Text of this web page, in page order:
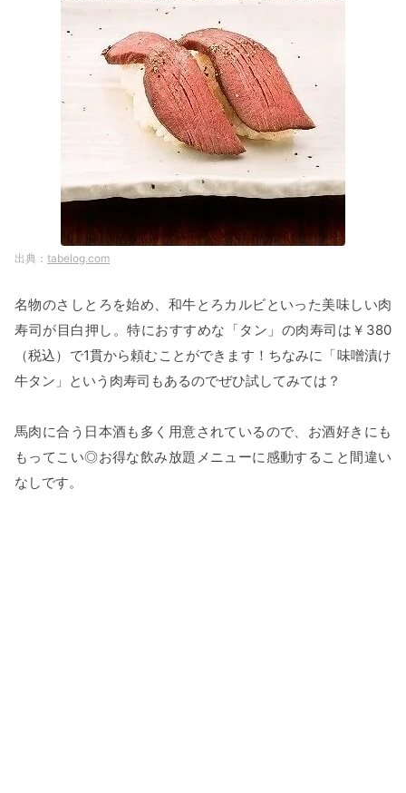
tabelog.com
名物のさしとろを始め、和牛とろカルビといった美味しい肉
寿司が目白押し。特におすすめな「タン」の肉寿司は￥380
（税込）で1貫から頼むことができます！ちなみに「味噌漬け
牛タン」という肉寿司もあるのでぜひ試してみては？
馬肉に合う日本酒も多く用意されているので、お酒好きにも
もってこい◎お得な飲み放題メニューに感動すること間違い
なしです。